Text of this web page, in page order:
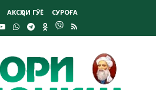
АКСҲОИ ГӮЁ СУРОҒА